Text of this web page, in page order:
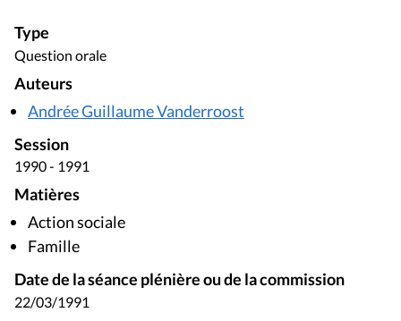
Type
Question orale
Auteurs
Andrée Guillaume Vanderroost
Session
1990 - 1991
Matières
Action sociale
Famille
Date de la séance plénière ou de la commission
22/03/1991